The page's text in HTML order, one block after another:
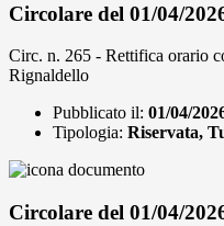
Circolare del 01/04/
Circ. n. 265 - Rettifica orario
Rignaldello
Pubblicato il: 01/04/
Tipologia: Riservata,
Circolare del 01/04/